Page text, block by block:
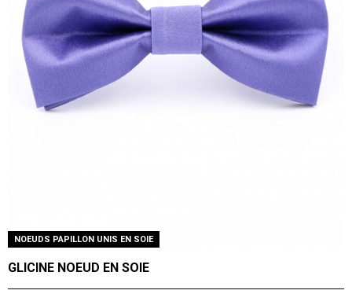
NOEUDS PAPILLON UNIS EN SOIE
GLICINE NOEUD EN SOIE